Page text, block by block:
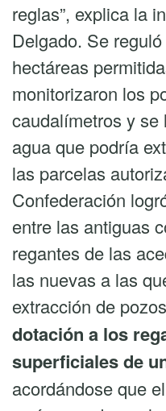
reglas”, explica la
Delgado. Se
hectáreas
monitorizaron los
caudalímetros y
agua que podría
las parcelas
Confederación
entre las antiguas
regantes de las
las nuevas a las
extracción de
dotación a los
superficiales de
acordándose que